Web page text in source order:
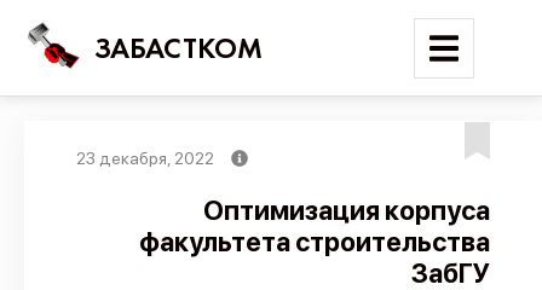
ЗАБАСТКОМ
Поиск
23 декабря, 2022
Оптимизация корпуса
факультета строительства
ЗабГУ